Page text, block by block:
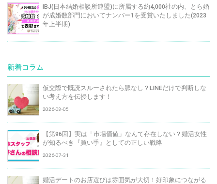
IBJ(日本結婚相談所連盟)に所属する約4,000社の内、とら婚
が成婚数部門においてナンバー1を受賞いたしました(2023
年上半期)
新着コラム
仮交際で既読スルーされたら脈なし？LINEだけで判断しな
い考え方を伝授します！
2026-08-05
【第96回】実は「市場価値」なんて存在しない？婚活女性
が知るべき『買い手』としての正しい戦略
2026-07-31
婚活デートのお店選びは雰囲気が大切！好印象につながる